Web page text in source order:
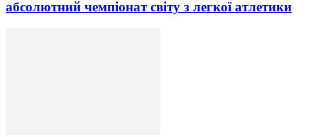
абсолютний чемпіонат світу з легкої атлетики